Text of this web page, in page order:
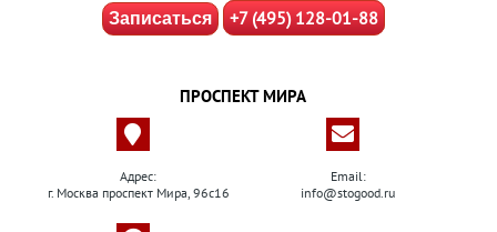
Записаться +7 (495) 128-01-88
ПРОСПЕКТ МИРА
Адрес:
г. Москва проспект Мира, 96с16
Email:
info@stogood.ru